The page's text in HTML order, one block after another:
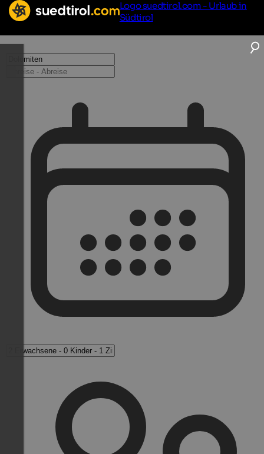
Logo suedtirol.com - Urlaub in
Südtirol